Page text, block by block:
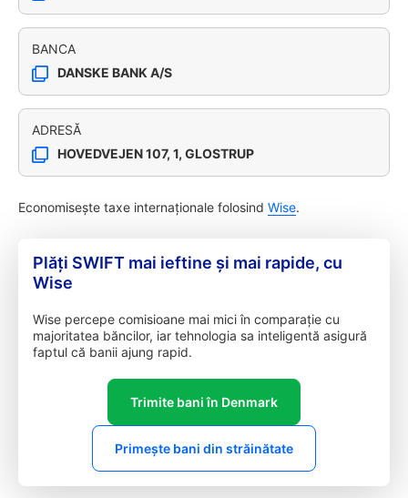
BANCA
DANSKE BANK A/S
ADRESĂ
HOVEDVEJEN 107, 1, GLOSTRUP
Economisește taxe internaționale folosind Wise.
Plăți SWIFT mai ieftine și mai rapide, cu
Wise
Wise percepe comisioane mai mici în comparație cu
majoritatea băncilor, iar tehnologia sa inteligentă asigură
faptul că banii ajung rapid.
Trimite bani în Denmark
Primește bani din străinătate